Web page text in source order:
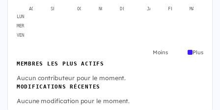
AOÛT SEPT. OCT. NOV. DÉC. JANV. FÉVR. MARS
LUN
MER
VEN
Moins Plus
MEMBRES LES PLUS ACTIFS
Aucun contributeur pour le moment.
MODIFICATIONS RÉCENTES
Aucune modification pour le moment.